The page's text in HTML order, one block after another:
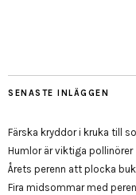
SENASTE INLÄGGEN
Färska kryddor i kruka till
Humlor är viktiga pollinörer
Årets perenn att plocka
Fira midsommar med